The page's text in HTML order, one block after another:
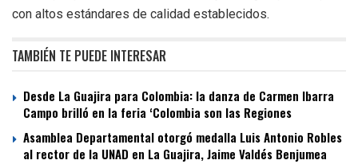
con altos estándares de calidad establecidos.
TAMBIÉN TE PUEDE INTERESAR
Desde La Guajira para Colombia: la danza de Carmen Ibarra
Campo brilló en la feria ‘Colombia son las Regiones
Asamblea Departamental otorgó medalla Luis Antonio Robles
al rector de la UNAD en La Guajira, Jaime Valdés Benjumea